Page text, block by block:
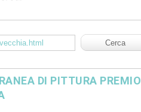
DI PITTURA PREMIO